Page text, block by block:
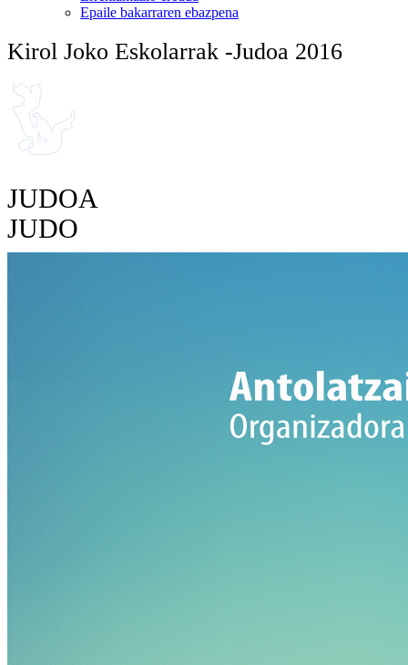
Epaile bakarraren ebazpena
Kirol Joko Eskolarrak -Judoa 2016
JUDOA
JUDO